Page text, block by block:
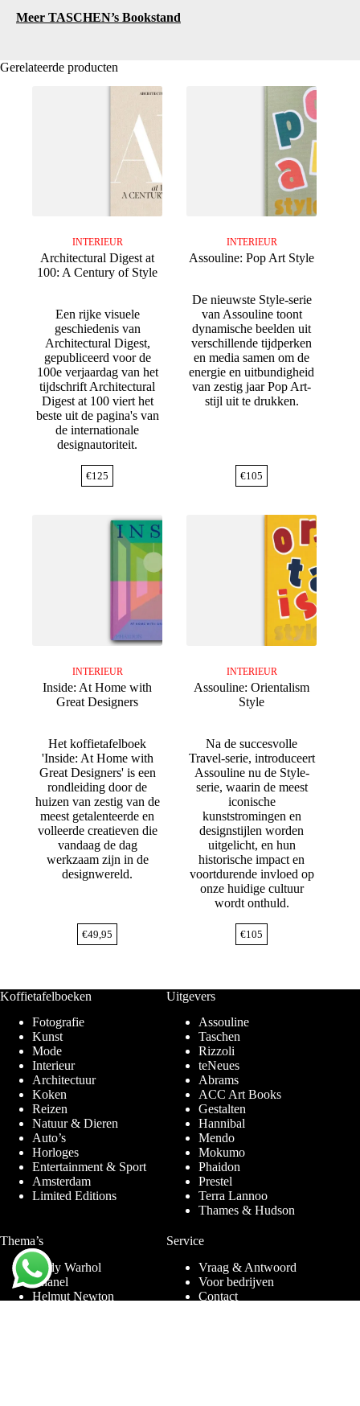
Meer TASCHEN’s Bookstand
Gerelateerde producten
INTERIEUR
Architectural Digest at
100: A Century of Style
Een rijke visuele
geschiedenis van
Architectural Digest,
gepubliceerd voor de
100e verjaardag van het
tijdschrift Architectural
Digest at 100 viert het
beste uit de pagina's van
de internationale
designautoriteit.
€125
INTERIEUR
Assouline: Pop Art Style
De nieuwste Style-serie
van Assouline toont
dynamische beelden uit
verschillende tijdperken
en media samen om de
energie en uitbundigheid
van zestig jaar Pop Art-
stijl uit te drukken.
€105
INTERIEUR
Inside: At Home with
Great Designers
Het koffietafelboek
'Inside: At Home with
Great Designers' is een
rondleiding door de
huizen van zestig van de
meest getalenteerde en
volleerde creatieven die
vandaag de dag
werkzaam zijn in de
designwereld.
€49,95
INTERIEUR
Assouline: Orientalism
Style
Na de succesvolle
Travel-serie, introduceert
Assouline nu de Style-
serie, waarin de meest
iconische
kunststromingen en
designstijlen worden
uitgelicht, en hun
historische impact en
voortdurende invloed op
onze huidige cultuur
wordt onthuld.
€105
Koffietafelboeken
Fotografie
Kunst
Mode
Interieur
Architectuur
Koken
Reizen
Natuur & Dieren
Auto’s
Horloges
Entertainment & Sport
Amsterdam
Limited Editions
Uitgevers
Assouline
Taschen
Rizzoli
teNeues
Abrams
ACC Art Books
Gestalten
Hannibal
Mendo
Mokumo
Phaidon
Prestel
Terra Lannoo
Thames & Hudson
Thema’s
Andy Warhol
Chanel
Helmut Newton
Service
Vraag & Antwoord
Voor bedrijven
Contact